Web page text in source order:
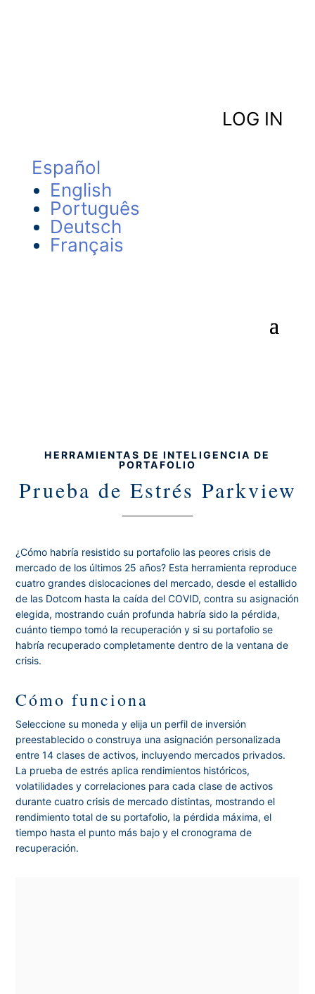
LOG IN
Español
English
Português
Deutsch
Français
HERRAMIENTAS DE INTELIGENCIA DE
PORTAFOLIO
Prueba de Estrés Parkview
¿Cómo habría resistido su portafolio las peores crisis de
mercado de los últimos 25 años? Esta herramienta reproduce
cuatro grandes dislocaciones del mercado, desde el estallido
de las Dotcom hasta la caída del COVID, contra su asignación
elegida, mostrando cuán profunda habría sido la pérdida,
cuánto tiempo tomó la recuperación y si su portafolio se
habría recuperado completamente dentro de la ventana de
crisis.
Cómo funciona
Seleccione su moneda y elija un perfil de inversión
preestablecido o construya una asignación personalizada
entre 14 clases de activos, incluyendo mercados privados.
La prueba de estrés aplica rendimientos históricos,
volatilidades y correlaciones para cada clase de activos
durante cuatro crisis de mercado distintas, mostrando el
rendimiento total de su portafolio, la pérdida máxima, el
tiempo hasta el punto más bajo y el cronograma de
recuperación.